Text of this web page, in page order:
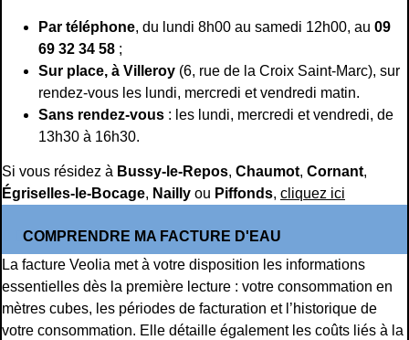
Par téléphone, du lundi 8h00 au samedi 12h00, au 09
69 32 34 58 ;
Sur place, à Villeroy (6, rue de la Croix Saint-Marc), sur
rendez-vous les lundi, mercredi et vendredi matin.
Sans rendez-vous : les lundi, mercredi et vendredi, de
13h30 à 16h30.
Si vous résidez à Bussy-le-Repos, Chaumot, Cornant,
Égriselles-le-Bocage, Nailly ou Piffonds, cliquez ici
COMPRENDRE MA FACTURE D'EAU
La facture Veolia met à votre disposition les informations
essentielles dès la première lecture : votre consommation en
mètres cubes, les périodes de facturation et l’historique de
votre consommation. Elle détaille également les coûts liés à la